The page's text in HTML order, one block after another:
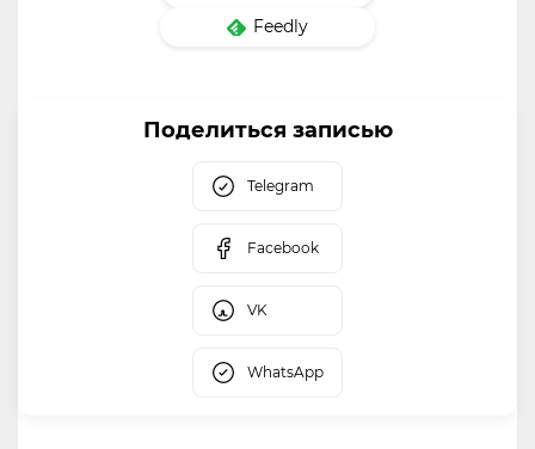
Feedly
Поделиться записью
Telegram
Facebook
VK
WhatsApp